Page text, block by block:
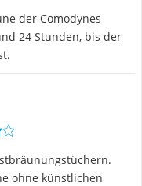
der Comodynes
24 Stunden, bis der
ohne künstlichen